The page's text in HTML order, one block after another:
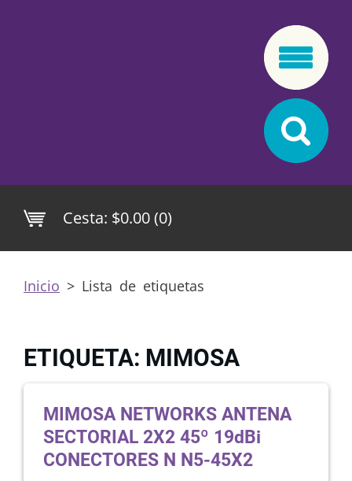
Cesta: $0.00 (0)
Inicio > Lista de etiquetas
ETIQUETA: MIMOSA
MIMOSA NETWORKS ANTENA
SECTORIAL 2X2 45º 19dBi
CONECTORES N N5-45X2